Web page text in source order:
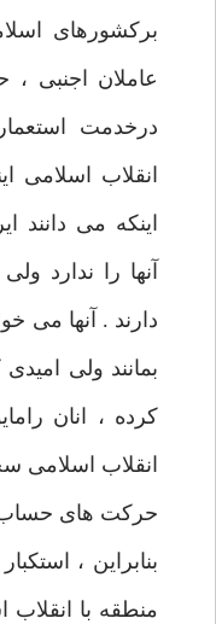
برکشورهای
عاملان اجنبی ،
درخدمت
انقلاب اسلامی
اینکه می
آنها را ندارد
دارند . آنها می
بمانند ولی
کرده ، انان
انقلاب اسلامی
حرکت های حساب
بنابراین ،
منطقه با